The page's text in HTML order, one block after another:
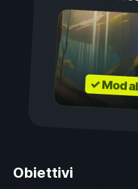
✓ Mod
Obiettivi